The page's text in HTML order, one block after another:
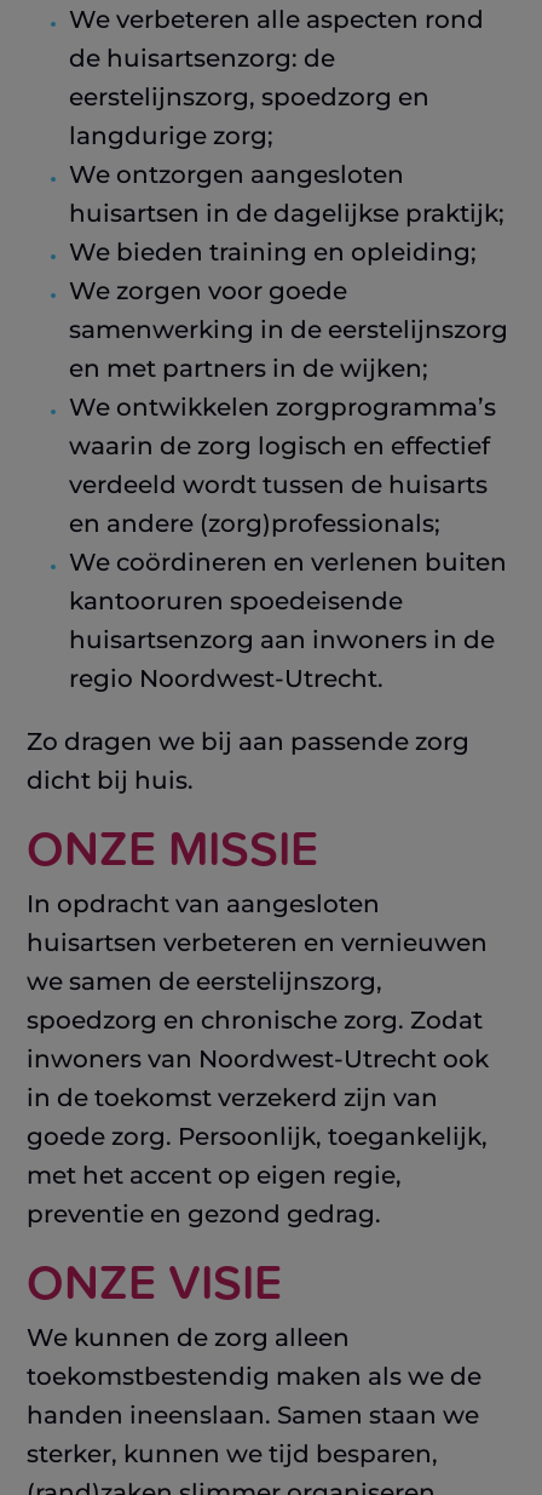
We verbeteren alle aspecten rond
de huisartsenzorg: de
eerstelijnszorg, spoedzorg en
langdurige zorg;
We ontzorgen aangesloten
huisartsen in de dagelijkse praktijk;
We bieden training en opleiding;
We zorgen voor goede
samenwerking in de eerstelijnszorg
en met partners in de wijken;
We ontwikkelen zorgprogramma’s
waarin de zorg logisch en effectief
verdeeld wordt tussen de huisarts
en andere (zorg)professionals;
We coördineren en verlenen buiten
kantooruren spoedeisende
huisartsenzorg aan inwoners in de
regio Noordwest-Utrecht.
Zo dragen we bij aan passende zorg
dicht bij huis.
ONZE MISSIE
In opdracht van aangesloten
huisartsen verbeteren en vernieuwen
we samen de eerstelijnszorg,
spoedzorg en chronische zorg. Zodat
inwoners van Noordwest-Utrecht ook
in de toekomst verzekerd zijn van
goede zorg. Persoonlijk, toegankelijk,
met het accent op eigen regie,
preventie en gezond gedrag.
ONZE VISIE
We kunnen de zorg alleen
toekomstbestendig maken als we de
handen ineenslaan. Samen staan we
sterker, kunnen we tijd besparen,